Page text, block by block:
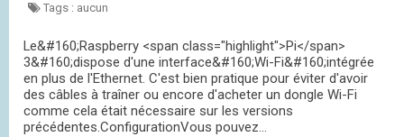
Tags : aucun
Le&#160;Raspberry <span class="highlight">Pi</span>
3&#160;dispose d'une interface&#160;Wi-Fi&#160;intégrée
en plus de l'Ethernet. C'est bien pratique pour éviter d'avoir
des câbles à traîner ou encore d'acheter un dongle Wi-Fi
comme cela était nécessaire sur les versions
précédentes.ConfigurationVous pouvez...